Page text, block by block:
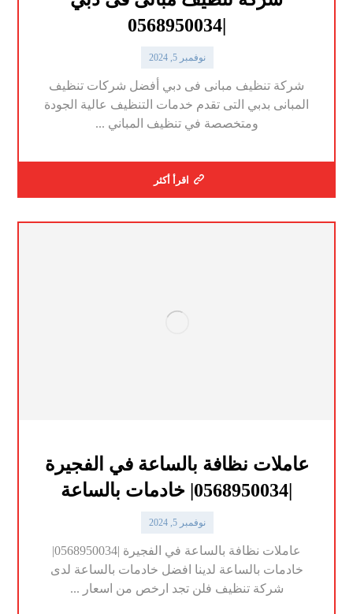
|0568950034
نوفمبر 5, 2024
شركة تنظيف مبانى فى دبي أفضل شركات تنظيف
المبانى بدبي التى تقدم خدمات التنظيف عالية الجودة
ومتخصصة في تنظيف المباني ...
اقرأ أكثر
عاملات نظافة بالساعة في الفجيرة
|0568950034| خادمات بالساعة
نوفمبر 5, 2024
عاملات نظافة بالساعة في الفجيرة |0568950034|
خادمات بالساعة لدينا افضل خادمات بالساعة لدى
شركة تنظيف فلن تجد ارخص من اسعار ...